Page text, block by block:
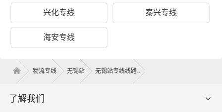
锡山区、惠山区、滨湖区、梁溪区、新吴区
区
域
英山县(全境)
1、以上无锡到英山县物流专线运费仅为站到站报价(不包括取货
送货存储包装上楼等费用)仅作参考，准确报价请以财根无锡工作
兴化专线 泰兴专线
海安专线
物流专线 无锡站 无锡站专线线路
了解我们